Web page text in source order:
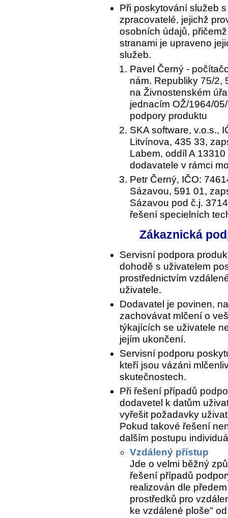
Při poskytování služeb
zpracovatelé, jejichž
osobních údajů,
stranami je upraveno
služeb.
Pavel Černý -
nám. Republiky 75/2,
na Živnostenském
jednacím OŽ/1964/
podpory produktu
SKA software, v.o.s.,
Litvínova, 435 33,
Labem, oddíl A
dodavatele v rámci
Petr Černý, IČO:
Sázavou, 591 01,
Sázavou pod č.j.
řešení specielních
Zákaznická
Servisní podpora
dohodě s uživatelem
prostřednictvím
uživatele.
Dodavatel je povinen,
zachovávat mlčení o
týkajících se uživatele
jejím ukončení.
Servisní podporu
kteří jsou vázáni
skutečnostech.
Při řešení případů
dodavetel k datům
vyřešit požadavky
Pokud takové řešení
dalším postupu
Vzdálený přístup
Jde o velmi běžný
řešení případů
realizován dle
prostředků pro
ke vzdálené ploše"